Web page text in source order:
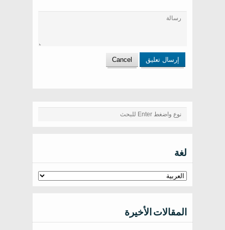
لغة
المقالات الأخيرة